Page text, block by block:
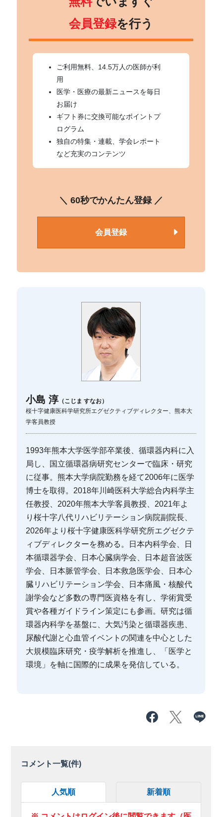
会員登録を行う
ご利用無料、14.5万人の医師が利
用
医学・医療の最新ニュースを毎日
お届け
ギフト券に交換可能なポイントプ
ログラム
独自の特集・連載、学会レポート
など充実のコンテンツ
＼ 60秒でかんたん登録 ／
会員登録
小島 淳（こじま すなお）
桜十字健康医科学研究所エグゼクティブディレクター、熊本大
学客員教授
1993年熊本大学医学部卒業後、循環器内科に入
局し、国立循環器病研究センターで臨床・研究
に従事。熊本大学病院勤務を経て2006年に医学
博士を取得。2018年川崎医科大学総合内科学主
任教授、2020年熊本大学客員教授、2021年よ
り桜十字八代リハビリテーション病院副院長、
2026年より桜十字健康医科学研究所エグゼクテ
ィブディレクターを務める。日本内科学会、日
本循環器学会、日本心臓病学会、日本超音波医
学会、日本脈管学会、日本救急医学会、日本心
臓リハビリテーション学会、日本痛風・核酸代
謝学会など多数の専門医資格を有し、学術賞受
賞や各種ガイドライン策定にも参画。研究は循
環器内科学を基盤に、大気汚染と循環器疾患、
尿酸代謝と心血管イベントの関連を中心とした
大規模臨床研究・疫学解析を推進し、「医学と
環境」を軸に国際的に成果を発信している。
コメント一覧(件)
人気順 新着順